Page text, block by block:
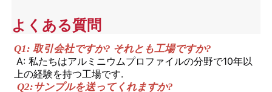
工場 ツアー
品質管理
よくある質問
Q1: 取引会社ですか? それとも工場ですか?
A: 私たちはアルミニウムプロファイルの分野で10年以
上の経験を持つ工場です.
Q2:サンプルを送ってくれますか?